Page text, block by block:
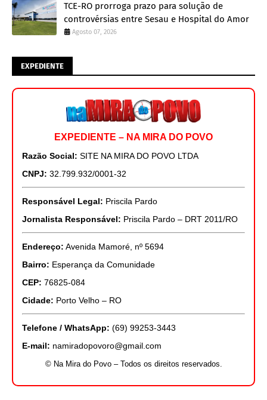
TCE-RO prorroga prazo para solução de
controvérsias entre Sesau e Hospital do Amor
Agosto 07, 2026
EXPEDIENTE
EXPEDIENTE – NA MIRA DO POVO
Razão Social: SITE NA MIRA DO POVO LTDA
CNPJ: 32.799.932/0001-32
Responsável Legal: Priscila Pardo
Jornalista Responsável: Priscila Pardo – DRT 2011/RO
Endereço: Avenida Mamoré, nº 5694
Bairro: Esperança da Comunidade
CEP: 76825-084
Cidade: Porto Velho – RO
Telefone / WhatsApp: (69) 99253-3443
E-mail: namiradopovoro@gmail.com
© Na Mira do Povo – Todos os direitos reservados.